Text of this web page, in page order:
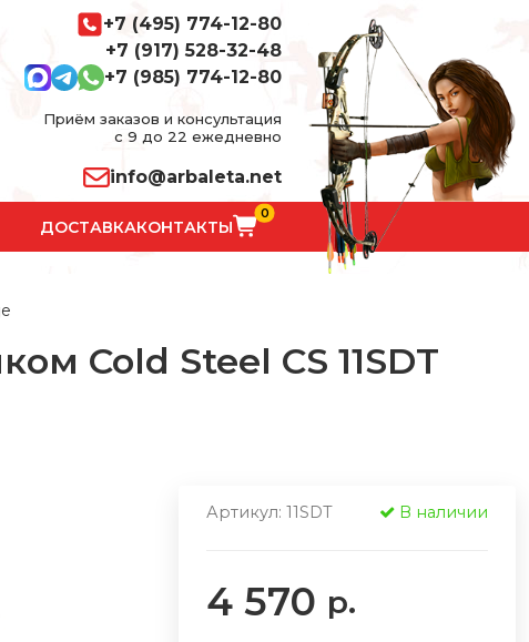
+7 (495) 774-12-80
+7 (917) 528-32-48
+7 (985) 774-12-80
Приём заказов и консультация
с 9 до 22 ежедневно
info@arbaleta.net
ДОСТАВКАКОНТАКТЫ
0
Cold Steel CS 11SDT
Артикул: 11SDT В наличии
4 570 р.